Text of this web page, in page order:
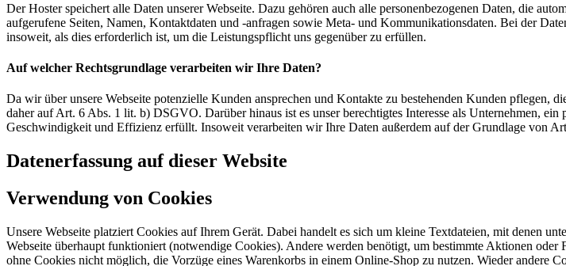
Der Hoster speichert alle Daten unserer Webseite. Dazu gehören auch alle personenbezogenen Daten, die
aufgerufene Seiten, Namen, Kontaktdaten und -anfragen sowie Meta- und Kommunikationsdaten. Bei der
insoweit, als dies erforderlich ist, um die Leistungspflicht uns gegenüber zu erfüllen.
Auf welcher Rechtsgrundlage verarbeiten wir Ihre Daten?
Da wir über unsere Webseite potenzielle Kunden ansprechen und Kontakte zu bestehenden Kunden pflegen,
daher auf Art. 6 Abs. 1 lit. b) DSGVO. Darüber hinaus ist es unser berechtigtes Interesse als Unternehmen,
Geschwindigkeit und Effizienz erfüllt. Insoweit verarbeiten wir Ihre Daten außerdem auf der Grundlage von
Datenerfassung auf dieser Website
Verwendung von Cookies
Unsere Webseite platziert Cookies auf Ihrem Gerät. Dabei handelt es sich um kleine Textdateien, mit denen
Webseite überhaupt funktioniert (notwendige Cookies). Andere werden benötigt, um bestimmte Aktionen
ohne Cookies nicht möglich, die Vorzüge eines Warenkorbs in einem Online-Shop zu nutzen. Wieder andere